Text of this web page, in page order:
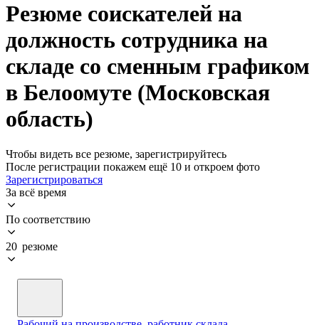
Резюме соискателей на
должность сотрудника на
складе со сменным графиком
в Белоомуте (Московская
область)
Чтобы видеть все резюме, зарегистрируйтесь
После регистрации покажем ещё 10 и откроем фото
Зарегистрироваться
За всё время
По соответствию
20 резюме